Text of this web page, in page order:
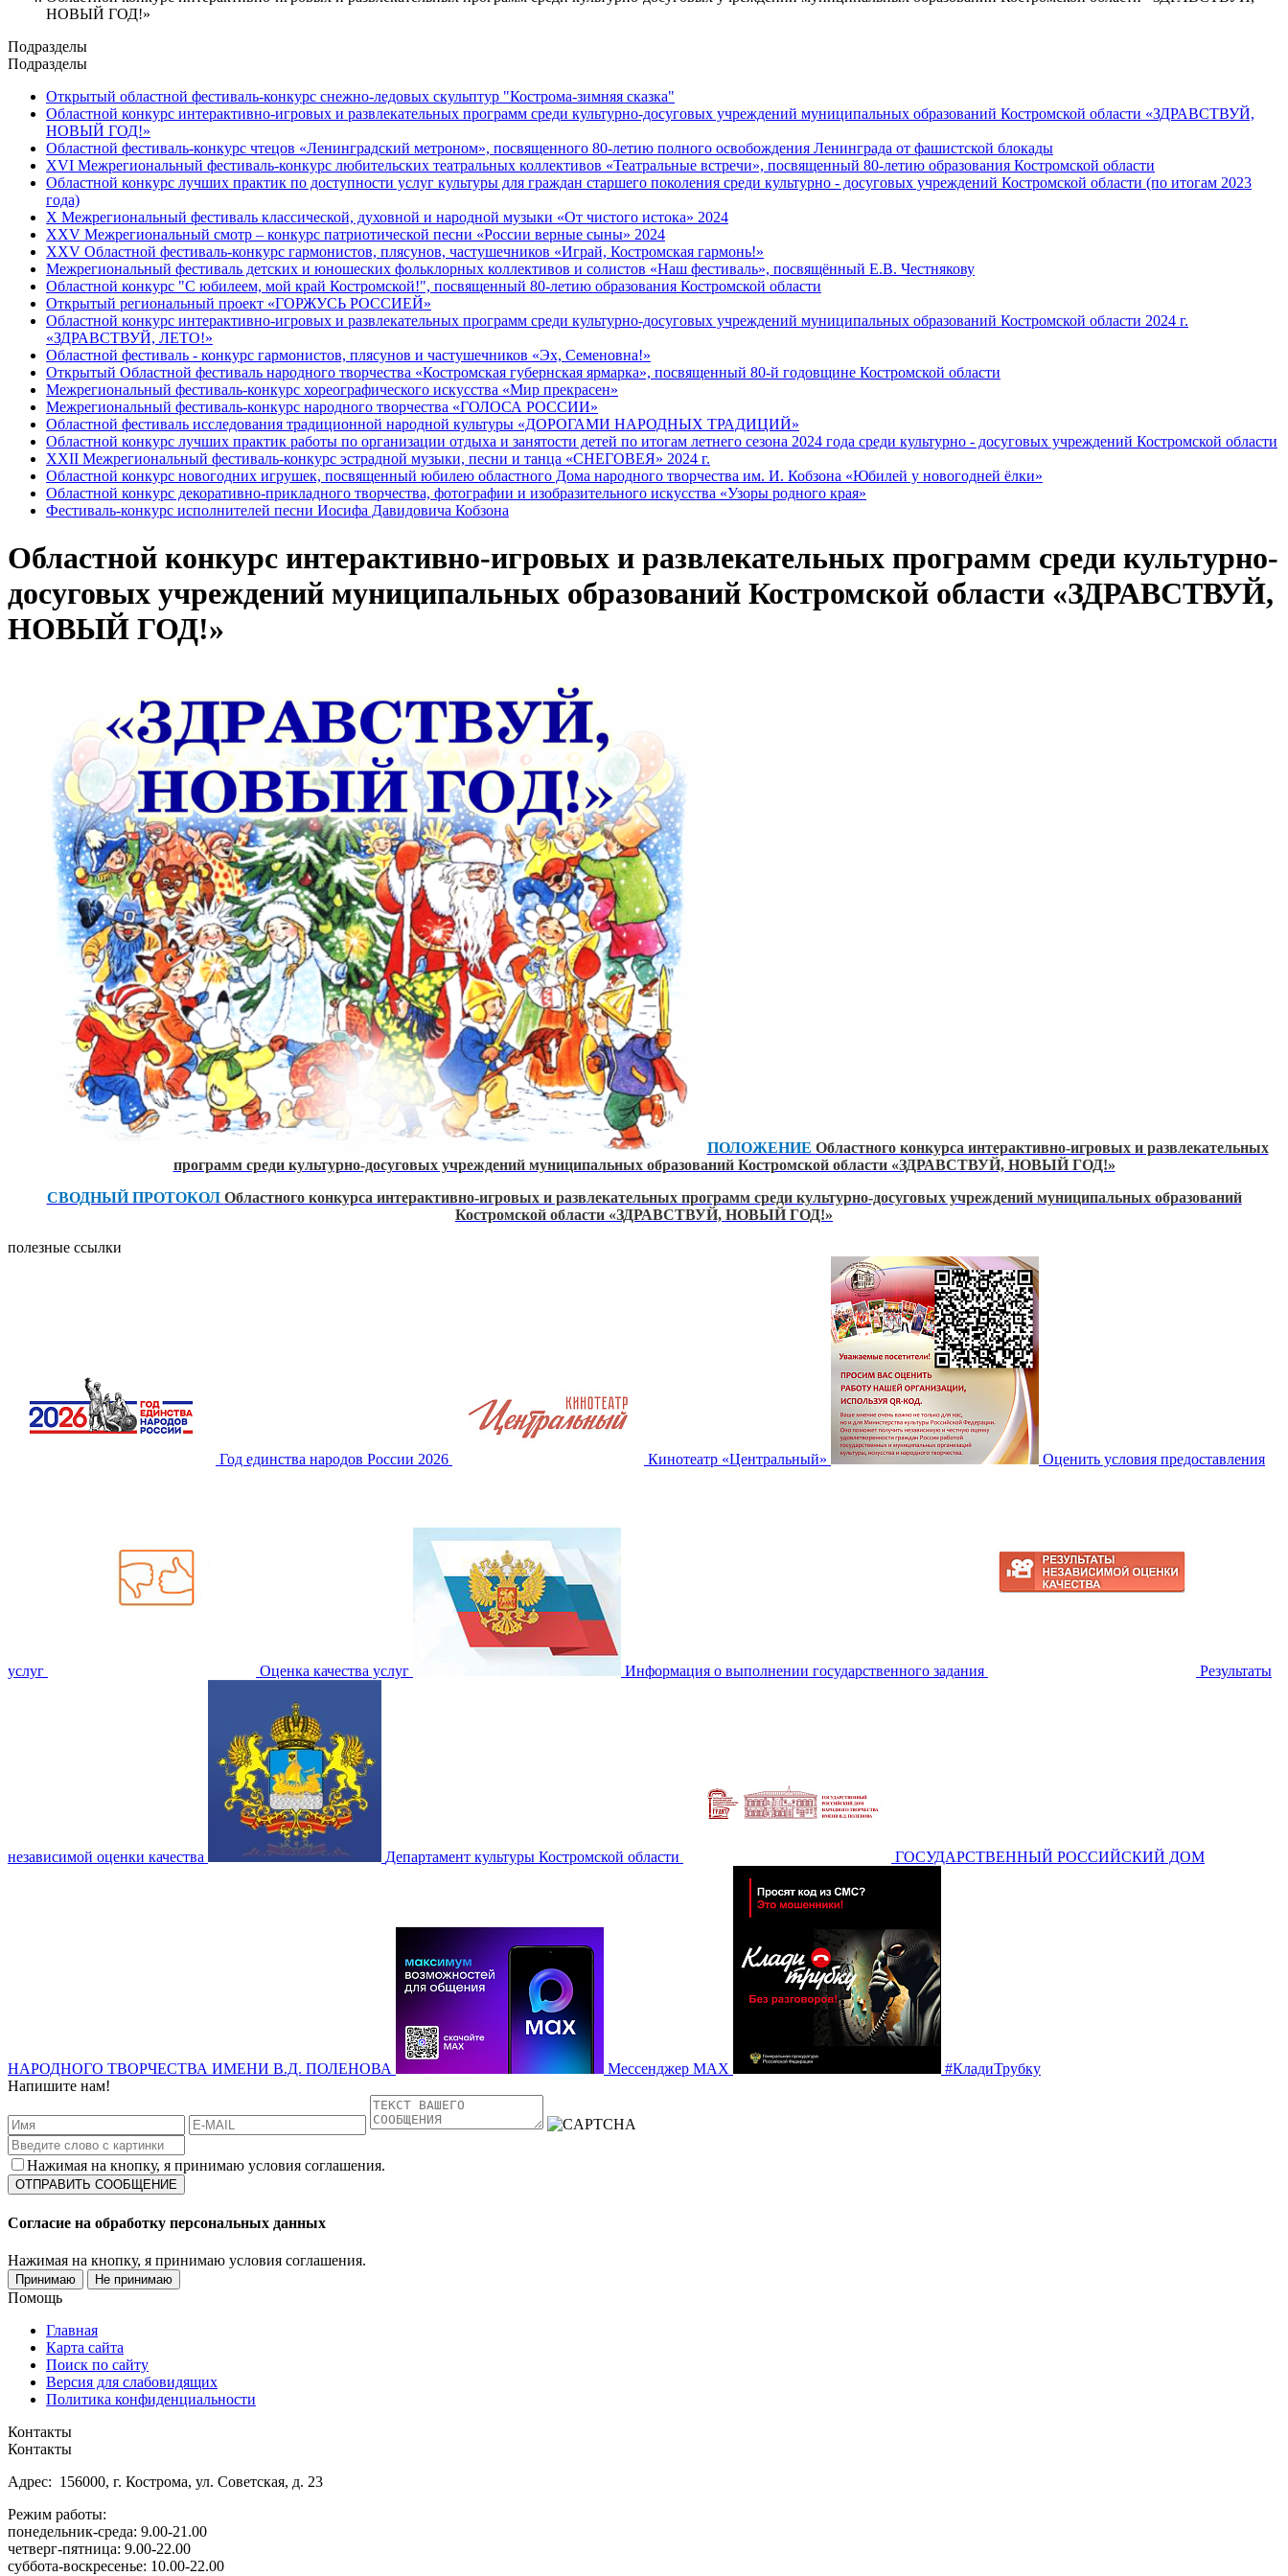
НОВЫЙ ГОД!»
Подразделы
Подразделы
Открытый областной фестиваль-конкурс снежно-ледовых скульптур "Кострома-зимняя сказка"
Областной конкурс интерактивно-игровых и развлекательных программ среди культурно-досуговых учреждений муниципальных образований Костромской области «ЗДРАВСТВУЙ,
НОВЫЙ ГОД!»
Областной фестиваль-конкурс чтецов «Ленинградский метроном», посвященного 80-летию полного освобождения Ленинграда от фашистской блокады
XVI Межрегиональный фестиваль-конкурс любительских театральных коллективов «Театральные встречи», посвященный 80-летию образования Костромской области
Областной конкурс лучших практик по доступности услуг культуры для граждан старшего поколения среди культурно - досуговых учреждений Костромской области (по итогам 2023
года)
X Межрегиональный фестиваль классической, духовной и народной музыки «От чистого истока» 2024
XXV Межрегиональный смотр – конкурс патриотической песни «России верные сыны» 2024
XXV Областной фестиваль-конкурс гармонистов, плясунов, частушечников «Играй, Костромская гармонь!»
Межрегиональный фестиваль детских и юношеских фольклорных коллективов и солистов «Наш фестиваль», посвящённый Е.В. Честнякову
Областной конкурс "С юбилеем, мой край Костромской!", посвященный 80-летию образования Костромской области
Открытый региональный проект «ГОРЖУСЬ РОССИЕЙ»
Областной конкурс интерактивно-игровых и развлекательных программ среди культурно-досуговых учреждений муниципальных образований Костромской области 2024 г.
«ЗДРАВСТВУЙ, ЛЕТО!»
Областной фестиваль - конкурс гармонистов, плясунов и частушечников «Эх, Семеновна!»
Открытый Областной фестиваль народного творчества «Костромская губернская ярмарка», посвященный 80-й годовщине Костромской области
Межрегиональный фестиваль-конкурс хореографического искусства «Мир прекрасен»
Межрегиональный фестиваль-конкурс народного творчества «ГОЛОСА РОССИИ»
Областной фестиваль исследования традиционной народной культуры «ДОРОГАМИ НАРОДНЫХ ТРАДИЦИЙ»
Областной конкурс лучших практик работы по организации отдыха и занятости детей по итогам летнего сезона 2024 года среди культурно - досуговых учреждений Костромской области
XXII Межрегиональный фестиваль-конкурс эстрадной музыки, песни и танца «СНЕГОВЕЯ» 2024 г.
Областной конкурс новогодних игрушек, посвященный юбилею областного Дома народного творчества им. И. Кобзона «Юбилей у новогодней ёлки»
Областной конкурс декоративно-прикладного творчества, фотографии и изобразительного искусства «Узоры родного края»
Фестиваль-конкурс исполнителей песни Иосифа Давидовича Кобзона
Областной конкурс интерактивно-игровых и развлекательных программ среди культурно-
досуговых учреждений муниципальных образований Костромской области «ЗДРАВСТВУЙ,
НОВЫЙ ГОД!»
ПОЛОЖЕНИЕ Областного конкурса интерактивно-игровых и развлекательных
программ среди культурно-досуговых учреждений муниципальных образований Костромской области «ЗДРАВСТВУЙ, НОВЫЙ ГОД!»
СВОДНЫЙ ПРОТОКОЛ Областного конкурса интерактивно-игровых и развлекательных программ среди культурно-досуговых учреждений муниципальных образований
Костромской области «ЗДРАВСТВУЙ, НОВЫЙ ГОД!»
полезные ссылки
Год единства народов России 2026 Кинотеатр «Центральный» Оценить условия предоставления
услуг Оценка качества услуг Информация о выполнении государственного задания Результаты
независимой оценки качества Департамент культуры Костромской области ГОСУДАРСТВЕННЫЙ РОССИЙСКИЙ ДОМ
НАРОДНОГО ТВОРЧЕСТВА ИМЕНИ В.Д. ПОЛЕНОВА Мессенджер MAX
#КладиТрубку
Напишите нам!
Нажимая на кнопку, я принимаю условия соглашения.
Согласие на обработку персональных данных
Нажимая на кнопку, я принимаю условия соглашения.
Принимаю Не принимаю
Помощь
Главная
Карта сайта
Поиск по сайту
Версия для слабовидящих
Политика конфиденциальности
Контакты
Контакты
Адрес: 156000, г. Кострома, ул. Советская, д. 23
Режим работы:
понедельник-среда: 9.00-21.00
четверг-пятница: 9.00-22.00
суббота-воскресенье: 10.00-22.00